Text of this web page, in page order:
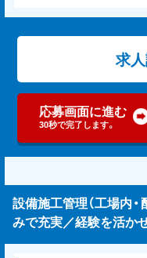
求
応募画面に進む
30秒で完了します。
設備施工管理（工場内
みで充実／経験を活か